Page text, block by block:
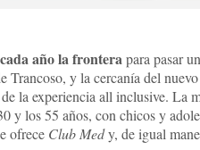
año la fronterapara pasar
Trancoso, y la cercanía del
la experiencia all inclusive. La
y los 55 años, con chicos y
ofrece Club Medy, de igual